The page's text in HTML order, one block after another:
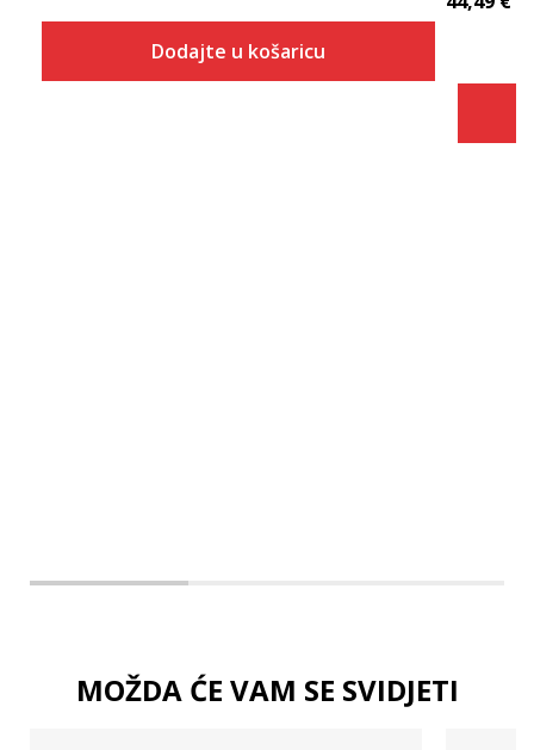
Dodajte u košaricu
MOŽDA ĆE VAM SE SVIDJETI